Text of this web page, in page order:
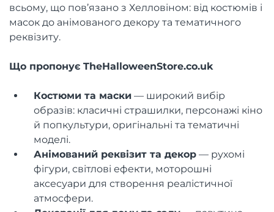
всьому, що пов’язано з Хелловіном: від костюмів і
масок до анімованого декору та тематичного
реквізиту.
Що пропонує TheHalloweenStore.co.uk
Костюми та маски — широкий вибір
образів: класичні страшилки, персонажі кіно
й попкультури, оригінальні та тематичні
моделі.
Анімований реквізит та декор — рухомі
фігури, світлові ефекти, моторошні
аксесуари для створення реалістичної
атмосфери.